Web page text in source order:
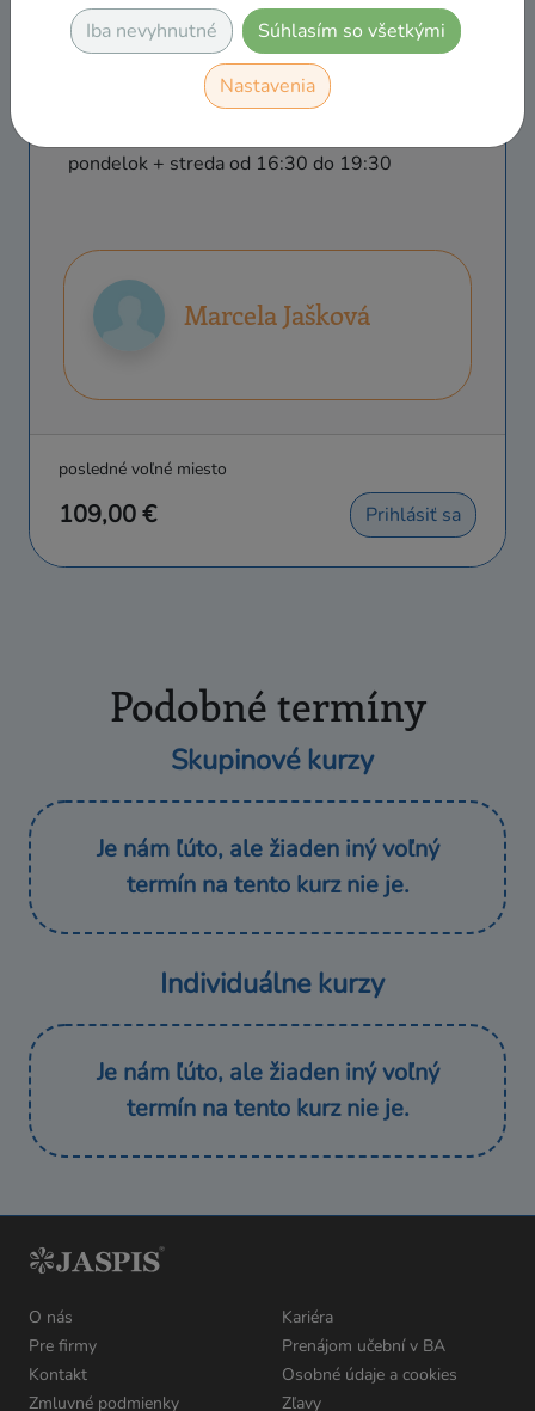
21
22 23 24 25 26
27
30 31 1
6 7 8
pondelok + streda od 16:30 do 19:30
Marcela Jašková
posledné voľné miesto
109,00 € Prihlásiť sa
Podobné termíny
Skupinové kurzy
Je nám ľúto, ale žiaden iný voľný
termín na tento kurz nie je.
Individuálne kurzy
Je nám ľúto, ale žiaden iný voľný
termín na tento kurz nie je.
O nás
Kariéra
Pre firmy
Prenájom učební v BA
Kontakt
Osobné údaje a cookies
Zmluvné podmienky
Zľavy
Iba nevyhnutné Súhlasím so všetkými
Nastavenia